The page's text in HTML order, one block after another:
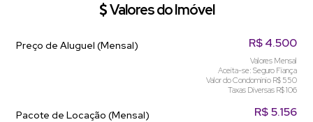
Valores do Imóvel
R$4.500
Preço de Aluguel (Mensal)
Valores Mensal
Aceita-se: Seguro Fiança
Valor do Condominio R$ 550
Taxas Diversas R$106
R$5.156
Pacote de Locação (Mensal)